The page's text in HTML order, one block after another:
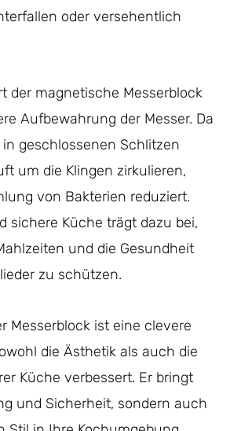
oder versehentlich
der magnetische Messerblock
Aufbewahrung der Messer. Da
geschlossenen Schlitzen
um die Klingen zirkulieren,
von Bakterien reduziert.
sichere Küche trägt dazu bei,
und die Gesundheit
zu schützen.
Messerblock ist eine clevere
die Ästhetik als auch die
Küche verbessert. Er bringt
und Sicherheit, sondern auch